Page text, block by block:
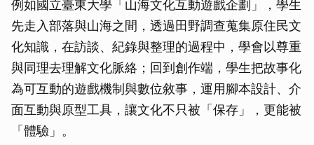
例如國立臺東大學「山海文化互動遊戲企劃」，學生
先走入部落與山海之間，透過田野調查蒐集原住民文
化知識，在訪談、紀錄與整理的過程中，學會以尊重
與同理去理解文化脈絡；回到創作端，學生把故事化
為可互動的遊戲機制與數位敘事，運用腳本設計、介
面互動與原型工具，讓文化不只被「保存」，更能被
「體驗」。